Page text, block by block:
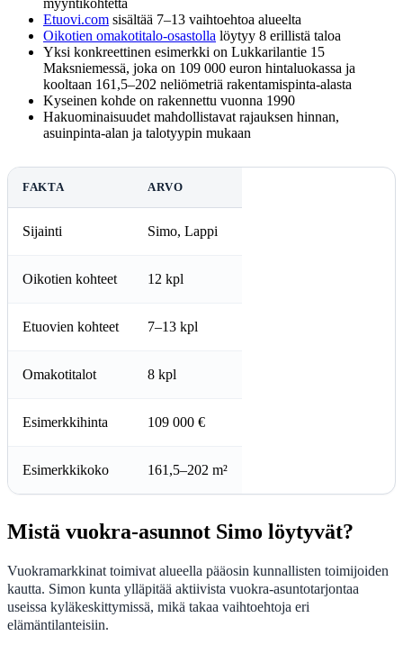
myyntikohtetta
Etuovi.com sisältää 7–13 vaihtoehtoa alueelta
Oikotien omakotitalo-osastolla löytyy 8 erillistä taloa
Yksi konkreettinen esimerkki on Lukkarilantie 15
Maksniemessä, joka on 109 000 euron hintaluokassa ja
kooltaan 161,5–202 neliömetriä rakentamispinta-alasta
Kyseinen kohde on rakennettu vuonna 1990
Hakuominaisuudet mahdollistavat rajauksen hinnan,
asuinpinta-alan ja talotyypin mukaan
FAKTA ARVO
Sijainti Simo, Lappi
Oikotien kohteet 12 kpl
Etuovien kohteet 7–13 kpl
Omakotitalot 8 kpl
Esimerkkihinta 109 000 €
Esimerkkikoko 161,5–202 m²
Mistä vuokra-asunnot Simo löytyvät?
Vuokramarkkinat toimivat alueella pääosin kunnallisten toimijoiden
kautta. Simon kunta ylläpitää aktiivista vuokra-asuntotarjontaa
useissa kyläkeskittymissä, mikä takaa vaihtoehtoja eri
elämäntilanteisiin.